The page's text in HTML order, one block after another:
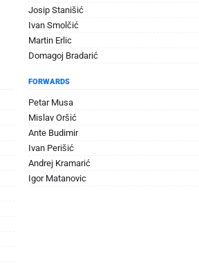
Josip Stanišić
Ivan Smolčić
Martin Erlic
Domagoj Bradarić
FORWARDS
Petar Musa
Mislav Oršić
Ante Budimir
Ivan Perišić
Andrej Kramarić
Igor Matanovic